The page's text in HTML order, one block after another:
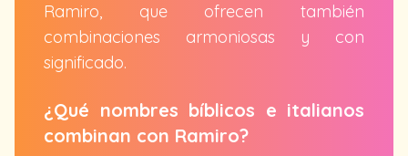
Ramiro, que ofrecen también
combinaciones armoniosas y con
significado.
¿Qué nombres bíblicos e italianos
combinan con Ramiro?